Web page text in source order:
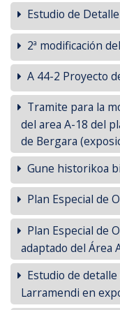
Estudio de
2ª modificación
A 44-2 Proyecto
Tramite para la
del area A-18 del
de Bergara
Gune historikoa
Plan Especial de
Plan Especial de
adaptado del Área
Estudio de
Larramendi en